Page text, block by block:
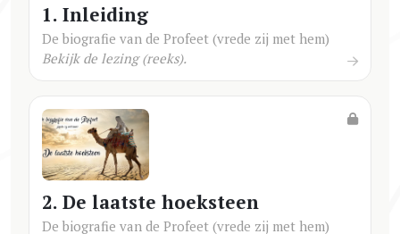
1. Inleiding
De biografie van de Profeet (vrede zij met hem)
Bekijk de lezing (reeks).
2. De laatste hoeksteen
De biografie van de Profeet (vrede zij met hem)